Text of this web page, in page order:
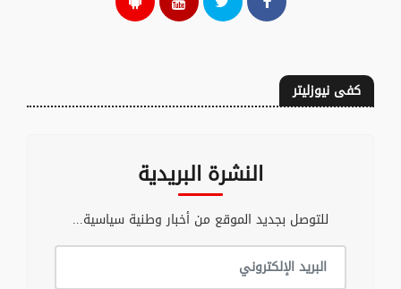
كفى نيوزليتر
النشرة البريدية
للتوصل بجديد الموقع من أخبار وطنية سياسية...